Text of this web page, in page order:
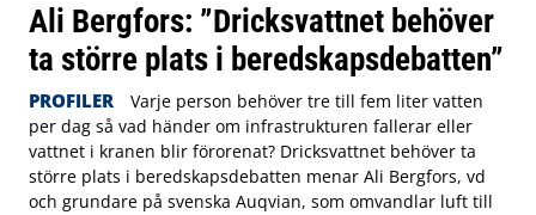
Ali Bergfors: ”Dricksvattnet behöver
ta större plats i beredskapsdebatten”
PROFILER
Varje person behöver tre till fem liter vatten
per dag så vad händer om infrastrukturen fallerar eller
vattnet i kranen blir förorenat? Dricksvattnet behöver ta
större plats i beredskapsdebatten menar Ali Bergfors, vd
och grundare på svenska Auqvian, som omvandlar luft till